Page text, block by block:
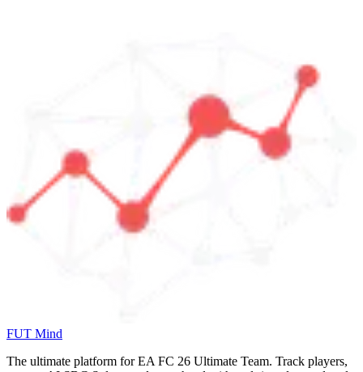
FUT Mind
The ultimate platform for EA FC 26 Ultimate Team. Track players,